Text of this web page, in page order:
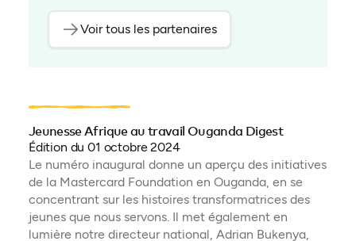
Voir tous les partenaires
Jeunesse Afrique au travail Ouganda Digest
Édition du 01 octobre 2024
Le numéro inaugural donne un aperçu des initiatives
de la Mastercard Foundation en Ouganda, en se
concentrant sur les histoires transformatrices des
jeunes que nous servons. Il met également en
lumière notre directeur national, Adrian Bukenya,